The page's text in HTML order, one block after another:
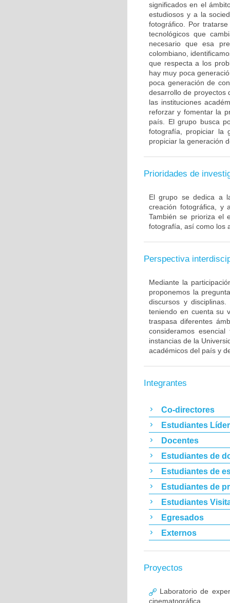
significados en el
estudiosos y a la
fotográfico. Por
tecnológicos que
necesario que esa
colombiano,
que respecta a los
hay muy poca
poca generación de
desarrollo de proyectos
las instituciones
reforzar y fomentar la
país. El grupo busca
fotografía, propiciar la
propiciar la generación
Prioridades de
El grupo se dedica a
creación fotográfica, y
También se prioriza el
fotografía, así como los
Perspectiva
Mediante la
proponemos la
discursos y
teniendo en cuenta su
traspasa diferentes
consideramos
instancias de la
académicos del país y
Integrantes
Co-directores
Estudiantes
Docentes
Estudiantes de
Estudiantes de
Estudiantes de
Estudiantes
Egresados
Externos
Proyectos
Laboratorio de
cinematográfica